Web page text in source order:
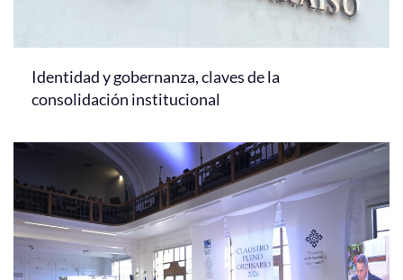
Identidad y gobernanza, claves de la
consolidación institucional